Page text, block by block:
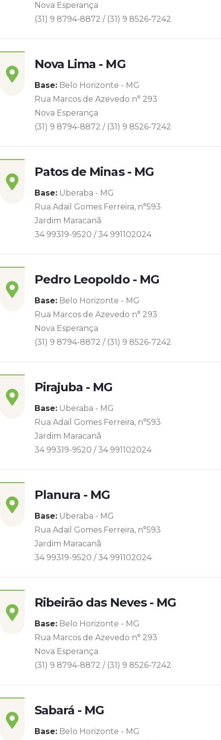
Nova Esperança
(31) 9 8794-8872 / (31) 9 8526-7242
Nova Lima - MG
Base: Belo Horizonte - MG
Rua Marcos de Azevedo n° 293
Nova Esperança
(31) 9 8794-8872 / (31) 9 8526-7242
Patos de Minas - MG
Base: Uberaba - MG
Rua Adail Gomes Ferreira, n°593
Jardim Maracanã
34 99319-9520 / 34 991102024
Pedro Leopoldo - MG
Base: Belo Horizonte - MG
Rua Marcos de Azevedo n° 293
Nova Esperança
(31) 9 8794-8872 / (31) 9 8526-7242
Pirajuba - MG
Base: Uberaba - MG
Rua Adail Gomes Ferreira, n°593
Jardim Maracanã
34 99319-9520 / 34 991102024
Planura - MG
Base: Uberaba - MG
Rua Adail Gomes Ferreira, n°593
Jardim Maracanã
34 99319-9520 / 34 991102024
Ribeirão das Neves - MG
Base: Belo Horizonte - MG
Rua Marcos de Azevedo n° 293
Nova Esperança
(31) 9 8794-8872 / (31) 9 8526-7242
Sabará - MG
Base: Belo Horizonte - MG